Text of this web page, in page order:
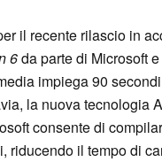
il recente rilascio in
6da parte di Microsoft
impiega 90
la nuova tecnologia
consente di
riducendo il tempo di